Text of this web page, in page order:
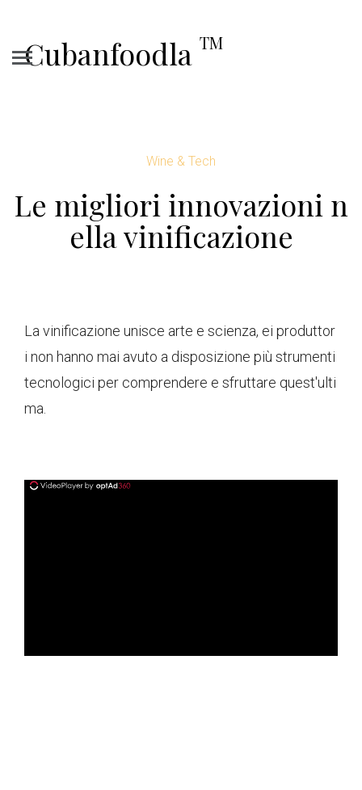
Cubanfoodla TM
Wine & Tech
Le migliori innovazioni n
ella vinificazione
La vinificazione unisce arte e scienza, ei produttor
i non hanno mai avuto a disposizione più strumenti
tecnologici per comprendere e sfruttare quest'ulti
ma.